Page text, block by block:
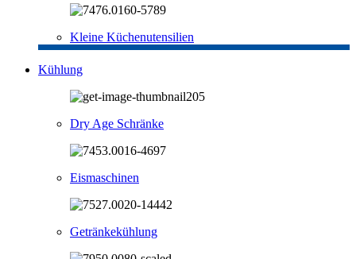
Kleine Küchenutensilien
Kühlung
Dry Age Schränke
Eismaschinen
Getränkekühlung